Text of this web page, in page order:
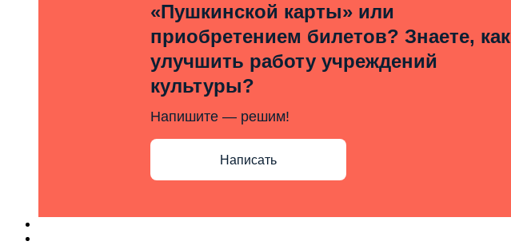
«Пушкинской карты» или
приобретением билетов? Знаете, как
улучшить работу учреждений
культуры?
Напишите — решим!
Написать